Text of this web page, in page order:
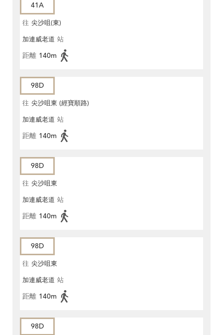
41A
往 尖沙咀(東)
加連威老道 站
距離 140m
98D
往 尖沙咀東 (經寶順路)
加連威老道 站
距離 140m
98D
往 尖沙咀東
加連威老道 站
距離 140m
98D
往 尖沙咀東
加連威老道 站
距離 140m
98D